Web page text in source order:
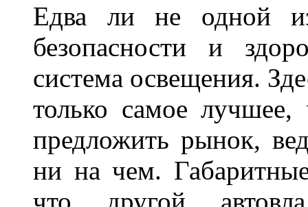
Едва ли не одной
безопасности и
система освещения.
только самое
предложить рынок,
ни на чем.
что другой